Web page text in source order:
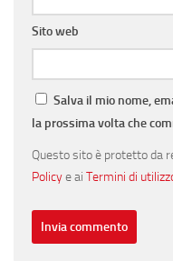
Sito web
Salva il mio nome,
la prossima volta che
Questo sito è protetto da
Policye ai Termini di